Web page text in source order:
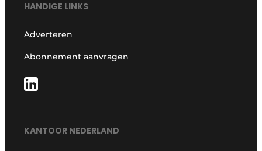
HANDIGE LINKS
Adverteren
Abonnement aanvragen
KANTOOR NEDERLAND